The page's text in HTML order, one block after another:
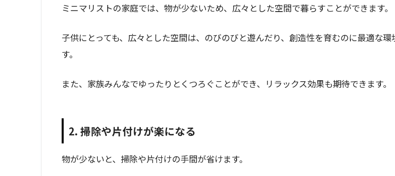
ミニマリストの家庭では、物が少ないため、広々とした空間で暮らすことができます。
子供にとっても、広々とした空間は、のびのびと遊んだり、創造性を育むのに最適な環
す。
また、家族みんなでゆったりとくつろぐことができ、リラックス効果も期待できます。
2. 掃除や片付けが楽になる
物が少ないと、掃除や片付けの手間が省けます。